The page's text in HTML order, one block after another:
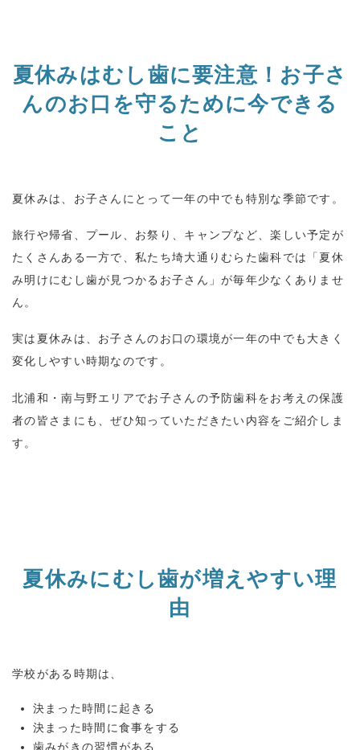
夏休みはむし歯に要注意！お子さ
んのお口を守るために今できる
こと
夏休みは、お子さんにとって一年の中でも特別な季節です。
旅行や帰省、プール、お祭り、キャンプなど、楽しい予定が
たくさんある一方で、私たち埼大通りむらた歯科では「夏休
み明けにむし歯が見つかるお子さん」が毎年少なくありませ
ん。
実は夏休みは、お子さんのお口の環境が一年の中でも大きく
変化しやすい時期なのです。
北浦和・南与野エリアでお子さんの予防歯科をお考えの保護
者の皆さまにも、ぜひ知っていただきたい内容をご紹介しま
す。
夏休みにむし歯が増えやすい理
由
学校がある時期は、
決まった時間に起きる
決まった時間に食事をする
歯みがきの習慣がある